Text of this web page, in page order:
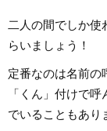
二人の間でしか使
らいましょう！
定番なのは名前の
「くん」付けで
でいることもあり